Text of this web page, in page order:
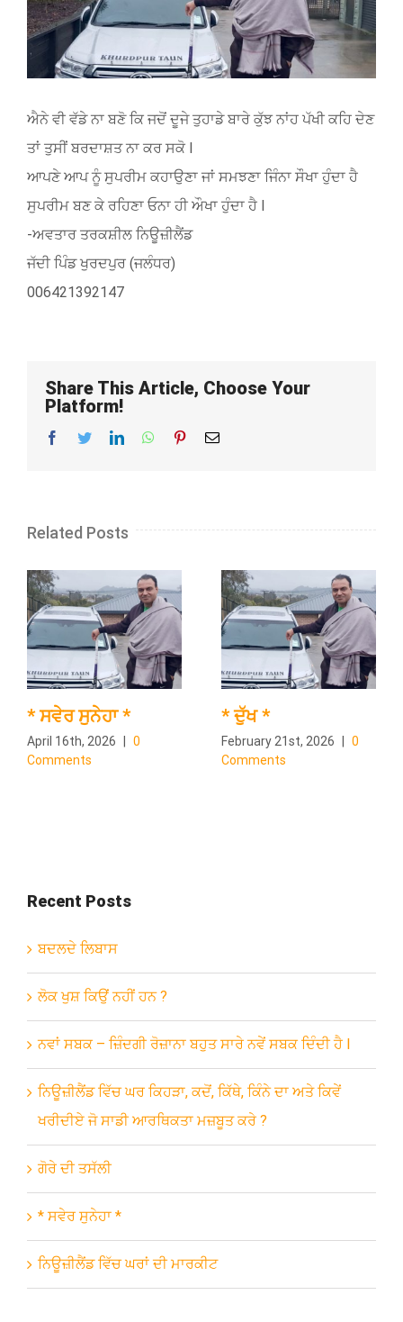
ਐਨੇ ਵੀ ਵੱਡੇ ਨਾ ਬਣੋ ਕਿ ਜਦੋਂ ਦੂਜੇ ਤੁਹਾਡੇ ਬਾਰੇ ਕੁੱਝ ਨਾਂਹ ਪੱਖੀ ਕਹਿ ਦੇਣ
ਤਾਂ ਤੁਸੀਂ ਬਰਦਾਸ਼ਤ ਨਾ ਕਰ ਸਕੋ l
ਆਪਣੇ ਆਪ ਨੂੰ ਸੁਪਰੀਮ ਕਹਾਉਣਾ ਜਾਂ ਸਮਝਣਾ ਜਿੰਨਾ ਸੌਖਾ ਹੁੰਦਾ ਹੈ
ਸੁਪਰੀਮ ਬਣ ਕੇ ਰਹਿਣਾ ਓਨਾ ਹੀ ਔਖਾ ਹੁੰਦਾ ਹੈ l
-ਅਵਤਾਰ ਤਰਕਸ਼ੀਲ ਨਿਊਜ਼ੀਲੈਂਡ
ਜੱਦੀ ਪਿੰਡ ਖੁਰਦਪੁਰ (ਜਲੰਧਰ)
006421392147
Share This Article, Choose Your
Platform!
Facebook
TwitterLinkedInWhatsApp
PinterestEmail
Related Posts
* ਸਵੇਰ ਸੁਨੇਹਾ *
April 16th, 2026
0
Comments
* ਦੁੱਖ *
February 21st, 2026
0
Comments
Recent Posts
ਬਦਲਦੇ ਲਿਬਾਸ
ਲੋਕ ਖੁਸ਼ ਕਿਉਂ ਨਹੀਂ ਹਨ ?
ਨਵਾਂ ਸਬਕ – ਜ਼ਿੰਦਗੀ ਰੋਜ਼ਾਨਾ ਬਹੁਤ ਸਾਰੇ ਨਵੇਂ ਸਬਕ ਦਿੰਦੀ ਹੈ l
ਨਿਊਜ਼ੀਲੈਂਡ ਵਿੱਚ ਘਰ ਕਿਹੜਾ, ਕਦੋਂ, ਕਿੱਥੇ, ਕਿੰਨੇ ਦਾ ਅਤੇ ਕਿਵੇਂ
ਖਰੀਦੀਏ ਜੋ ਸਾਡੀ ਆਰਥਿਕਤਾ ਮਜ਼ਬੂਤ ਕਰੇ ?
ਗੋਰੇ ਦੀ ਤਸੱਲੀ
* ਸਵੇਰ ਸੁਨੇਹਾ *
ਨਿਊਜ਼ੀਲੈਂਡ ਵਿੱਚ ਘਰਾਂ ਦੀ ਮਾਰਕੀਟ